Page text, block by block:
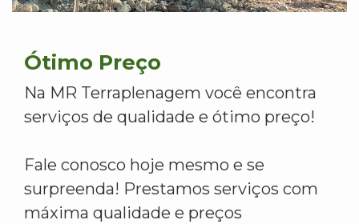
Ótimo Preço
Na MR Terraplenagem você encontra
serviços de qualidade e ótimo preço!
Fale conosco hoje mesmo e se
surpreenda! Prestamos serviços com
máxima qualidade e preços